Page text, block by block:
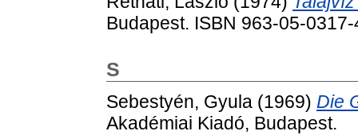
Budapest. ISBN 963-05-0317-
S
Sebestyén, Gyula (1969) Die
Akadémiai Kiadó, Budapest.